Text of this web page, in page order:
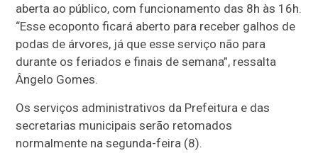
aberta ao público, com funcionamento das 8h às 16h.
“Esse ecoponto ficará aberto para receber galhos de
podas de árvores, já que esse serviço não para
durante os feriados e finais de semana”, ressalta
Ângelo Gomes.
Os serviços administrativos da Prefeitura e das
secretarias municipais serão retomados
normalmente na segunda-feira (8).